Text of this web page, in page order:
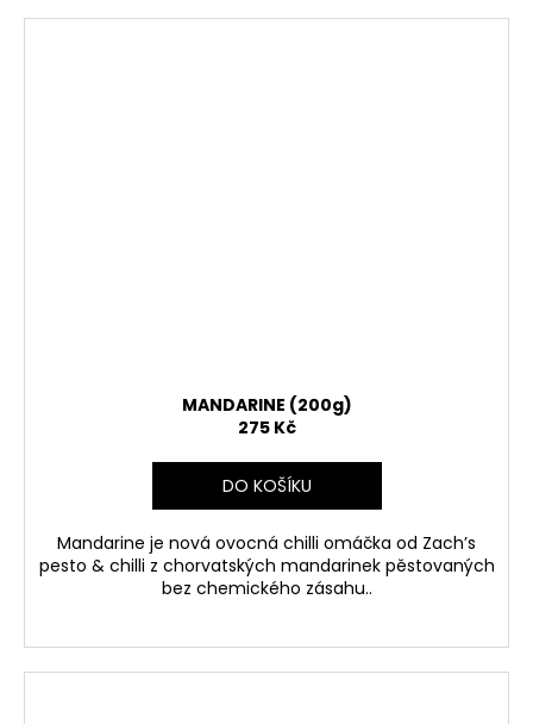
MANDARINE (200g)
275 Kč
DO KOŠÍKU
Mandarine je nová ovocná chilli omáčka od Zach’s
pesto & chilli z chorvatských mandarinek pěstovaných
bez chemického zásahu..